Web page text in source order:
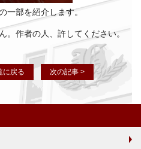
一部を紹介します。
。作者の人、許してください。
に戻る 次の記事 >